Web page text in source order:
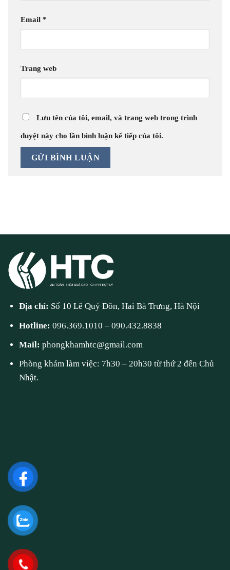
Email *
Trang web
Lưu tên của tôi, email, và trang web trong trình
duyệt này cho lần bình luận kế tiếp của tôi.
Địa chỉ: Số 10 Lê Quý Đôn, Hai Bà Trưng, Hà Nội
Hotline:096.369.1010 –090.432.8838
Mail:phongkhamhtc@gmail.com
Phòng khám làm việc: 7h30 – 20h30 từ thứ 2 đến Chủ
Nhật.